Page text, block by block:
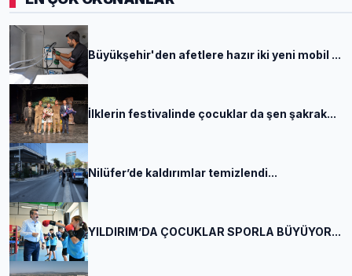
Büyükşehir'den afetlere hazır iki yeni mobil ...
İlklerin festivalinde çocuklar da şen şakrak...
Nilüfer’de kaldırımlar temizlendi...
YILDIRIM’DA ÇOCUKLAR SPORLA BÜYÜYOR...